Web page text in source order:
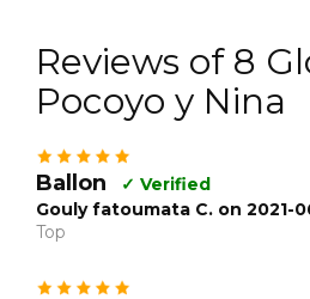
Reviews of 8
Pocoyo y Nina
Ballon
✓ Verified
Gouly fatoumata C. on 2021-
Top